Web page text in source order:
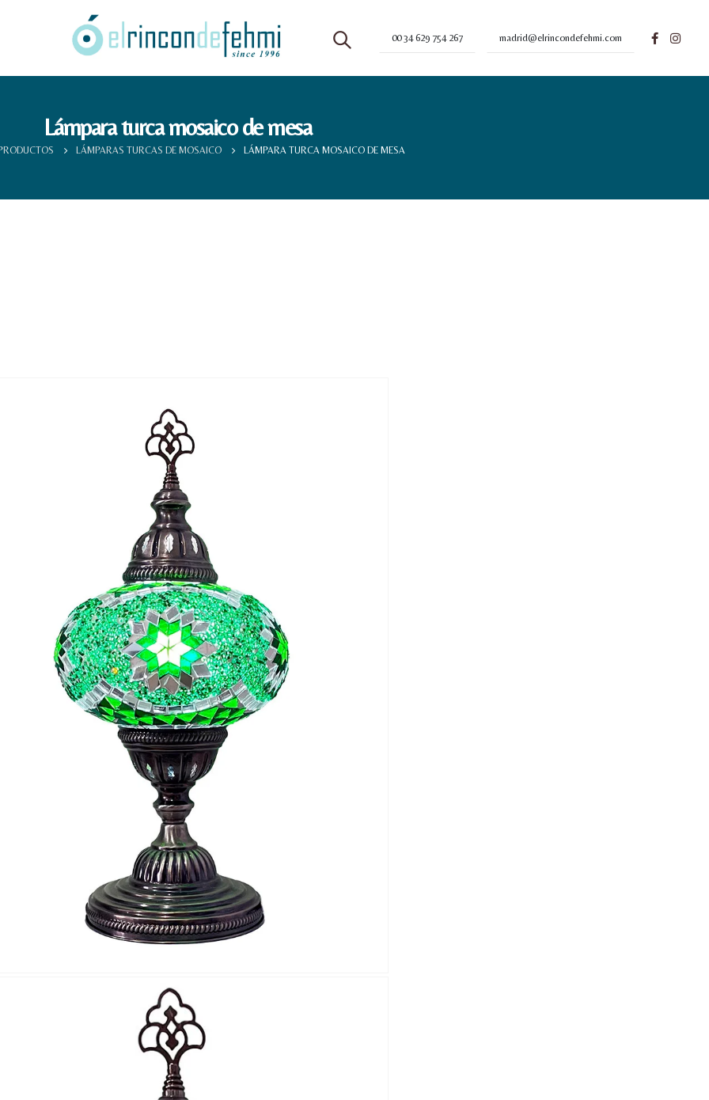
00 34 629 754 267 madrid@elrincondefehmi.com
Lámpara turca mosaico de mesa
PRODUCTOS LÁMPARAS TURCAS DE MOSAICO LÁMPARA TURCA MOSAICO DE MESA